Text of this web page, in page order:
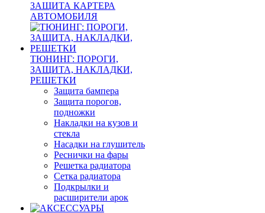
ЗАЩИТА КАРТЕРА
АВТОМОБИЛЯ
ТЮНИНГ: ПОРОГИ,
ЗАЩИТА, НАКЛАДКИ,
РЕШЕТКИ
Защита бампера
Защита порогов,
подножки
Накладки на кузов и
стекла
Насадки на глушитель
Реснички на фары
Решетка радиатора
Сетка радиатора
Подкрылки и
расширители арок